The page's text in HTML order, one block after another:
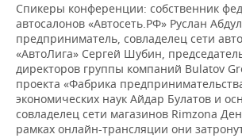
ОПК
ЭНЕРГЕТИКА
ТРАНСПОРТ
УСЛУГИ
IT
МЕДИА
ТЕЛЕКОММУНИКАЦИИ
НОВОСТИ МЕРОПРИЯТИЙ
ВЫЕЗДНАЯ РЕДАКЦИЯ
БИЗНЕС-БРАНЧИ
ONLINE-КОНФЕРЕНЦИИ
СПОРТ
НОВОСТИ СПОРТА
ФУТБОЛ
ХОККЕЙ
ОБЩЕСТВО
НОВОСТИ ОБЩЕСТВА
ВЛАСТЬ
ФОТОГАЛЕРЕЯ
СЮЖЕТЫ
Спикеры конференции: собственник
автосалонов «Автосеть.РФ» Руслан
предприниматель, совладелец сети
«АвтоЛига» Сергей Шубин,
директоров группы компаний Bulatov
проекта «Фабрика
экономических наук Айдар Булатов и
совладелец сети магазинов Rimzona
рамках онлайн-трансляции они